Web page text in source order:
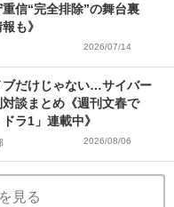
信“完全排除”の舞台裏
も》
2026/07/14
ブだけじゃない…サイバー
談まとめ《週刊文春で
ラ1」連載中》
2026/08/06
見る